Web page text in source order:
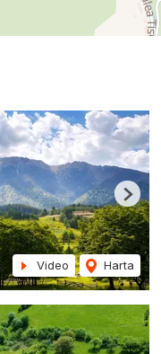
Video Harta
Next